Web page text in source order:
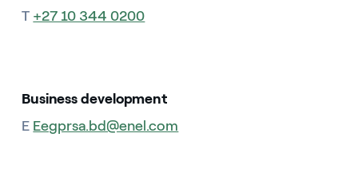
T +27 10 344 0200
Business development
E Eegprsa.bd@enel.com